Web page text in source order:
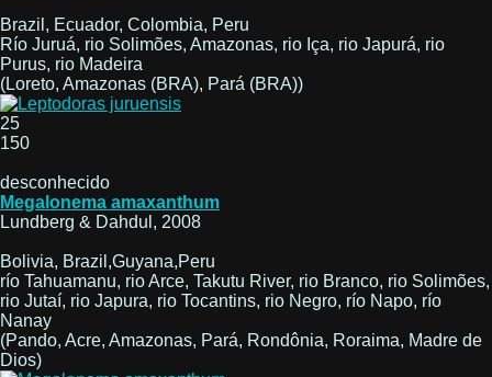
Brazil, Ecuador, Colombia, Peru
Río Juruá, rio Solimões, Amazonas, rio Iça, rio Japurá, rio
Purus, rio Madeira
(Loreto, Amazonas (BRA), Pará (BRA))
25
150
desconhecido
Megalonema amaxanthum
Lundberg & Dahdul, 2008
Bolivia, Brazil,Guyana,Peru
río Tahuamanu, rio Arce, Takutu River, rio Branco, rio Solimões,
rio Jutaí, rio Japura, rio Tocantins, rio Negro, río Napo, río
Nanay
(Pando, Acre, Amazonas, Pará, Rondônia, Roraima, Madre de
Dios)